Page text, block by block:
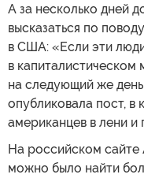
А за несколько дней
высказаться по
в США: «Если эти
в
на следующий же
опубликовала пост,
американцев в лени и
На российском сайте
можно было найти